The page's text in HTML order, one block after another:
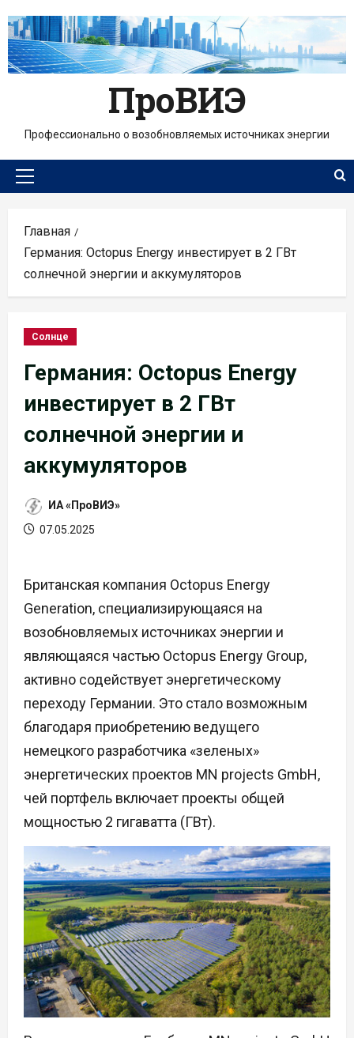
содержимому
ПроВИЭ
Профессионально о возобновляемых источниках энергии
Основное
Главная
Германия: Octopus Energy инвестирует в 2 ГВт
солнечной энергии и аккумуляторов
Солнце
Германия: Octopus Energy
инвестирует в 2 ГВт
солнечной энергии и
аккумуляторов
ИА «ПроВИЭ»
07.05.2025
Британская компания Octopus Energy
Generation, специализирующаяся на
возобновляемых источниках энергии и
являющаяся частью Octopus Energy Group,
активно содействует энергетическому
переходу Германии. Это стало возможным
благодаря приобретению ведущего
немецкого разработчика «зеленых»
энергетических проектов MN projects GmbH,
чей портфель включает проекты общей
мощностью 2 гигаватта (ГВт).